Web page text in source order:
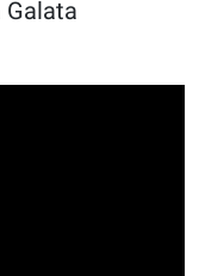
Galata